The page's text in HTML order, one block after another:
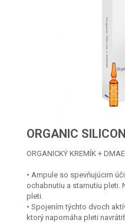
ORGANIC
ORGANICKÝ KREMÍK +
• Ampule so spevňujúcim
ochabnutiu a starnutiu pleti.
pleti.
• Spojením týchto dvoch
ktorý napomáha pleti